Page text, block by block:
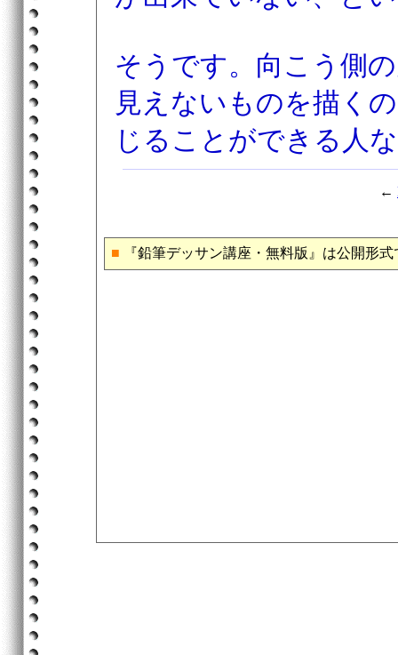
そうです。向こう側
見えないものを描く
じることができる人
←
■ 『鉛筆デッサン講座・無料版』は公開形